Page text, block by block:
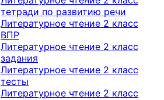
тетради по развитию речи
Литературное чтение 2 класс
ВПР
Литературное чтение 2 класс
задания
Литературное чтение 2 класс
тесты
Литературное чтение 2 класс